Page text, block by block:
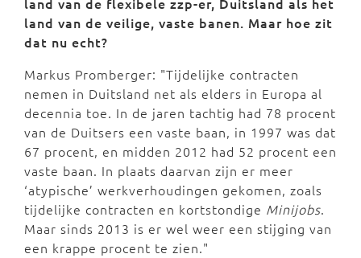
land van de veilige, vaste banen. Maar hoe zit
dat nu echt?
Markus Promberger: "Tijdelijke contracten
nemen in Duitsland net als elders in Europa al
decennia toe. In de jaren tachtig had 78 procent
van de Duitsers een vaste baan, in 1997 was dat
67 procent, en midden 2012 had 52 procent een
vaste baan. In plaats daarvan zijn er meer
‘atypische’ werkverhoudingen gekomen, zoals
tijdelijke contracten en kortstondige Minijobs.
Maar sinds 2013 is er wel weer een stijging van
een krappe procent te zien."